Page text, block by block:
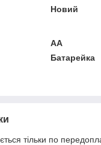
Новий
AA
Батарейка
тільки по